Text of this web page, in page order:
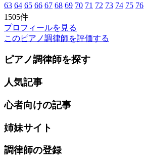
63 64 65 66 67 68 69 70 71 72 73 74 75 76
1505件
プロフィールを見る
このピアノ調律師を評価する
ピアノ調律師を探す
人気記事
心者向けの記事
姉妹サイト
調律師の登録